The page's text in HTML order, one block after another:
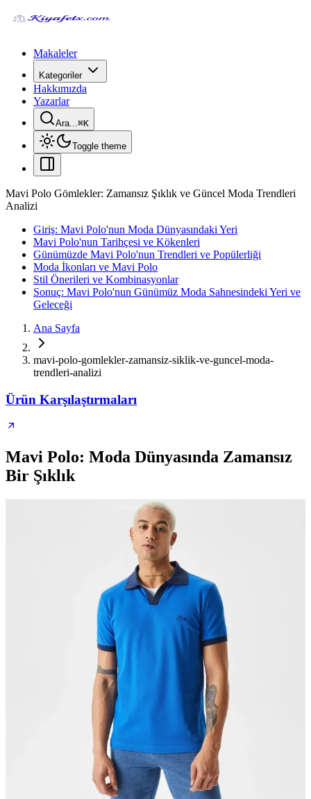
Makaleler
Kategoriler
Hakkımızda
Yazarlar
Ara...⌘K
Toggle theme
Mavi Polo Gömlekler: Zamansız Şıklık ve Güncel Moda Trendleri
Analizi
Giriş: Mavi Polo'nun Moda Dünyasındaki Yeri
Mavi Polo'nun Tarihçesi ve Kökenleri
Günümüzde Mavi Polo'nun Trendleri ve Popülerliği
Moda İkonları ve Mavi Polo
Stil Önerileri ve Kombinasyonlar
Sonuç: Mavi Polo'nun Günümüz Moda Sahnesindeki Yeri ve
Geleceği
Ana Sayfa
mavi-polo-gomlekler-zamansiz-siklik-ve-guncel-moda-
trendleri-analizi
Ürün Karşılaştırmaları
Mavi Polo: Moda Dünyasında Zamansız
Bir Şıklık